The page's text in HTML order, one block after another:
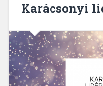
Karácsonyi